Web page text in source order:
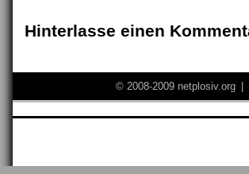
Hinterlasse einen
© 2008-2009 netplosiv.org